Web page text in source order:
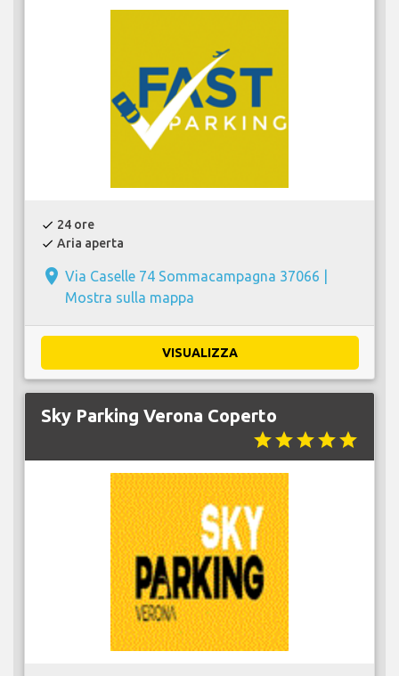
check 24 ore
check Aria aperta
place Via Caselle 74 Sommacampagna 37066 |
Mostra sulla mappa
VISUALIZZA
Sky Parking Verona Coperto
starstarstarstarstar